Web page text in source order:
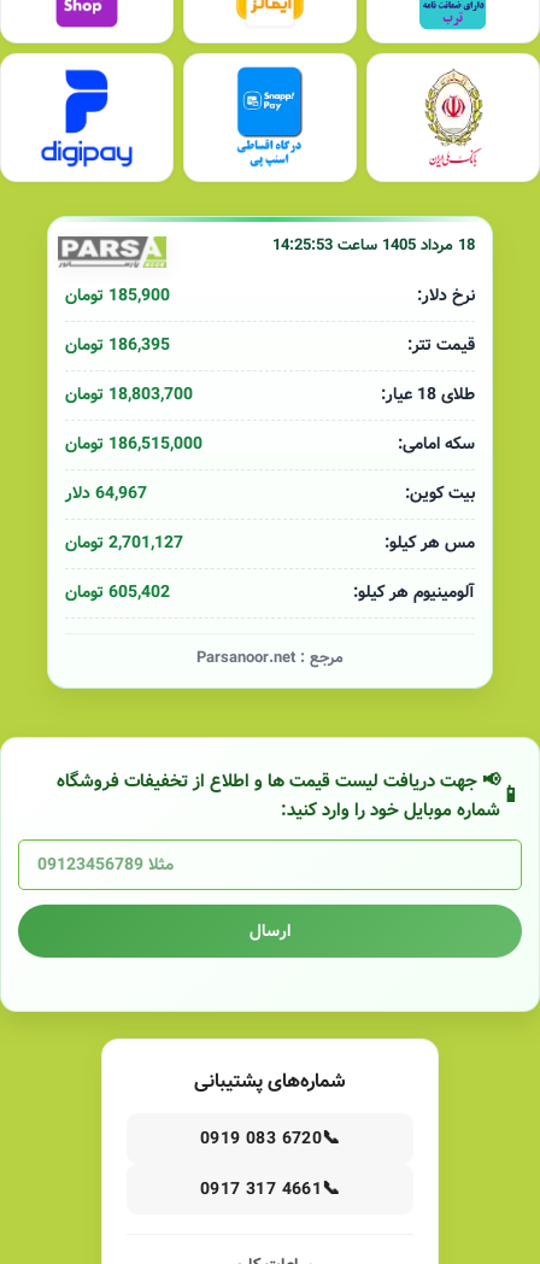
18 مرداد 1405 ساعت 14:25:53
نرخ دلار:
185,900 تومان
قیمت تتر:
186,395 تومان
طلای 18 عیار:
18,803,700 تومان
سکه امامی:
186,515,000 تومان
بیت کوین:
64,967 دلار
مس هر کیلو:
2,701,127 تومان
آلومینیوم هر کیلو:
605,402 تومان
مرجع : Parsanoor.net
📢 جهت دریافت لیست قیمت ها و اطلاع از تخفیفات فروشگاه
شماره موبایل خود را وارد کنید:
ارسال
شماره‌های پشتیبانی
📞
0919 083 6720
📞
0917 317 4661